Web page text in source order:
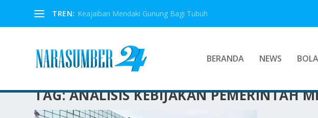
TREN: Keajaiban Mendaki Gunung Bagi Tubuh
BERANDA NEWS BOLA
TAG:ANALISIS KEBIJAKAN PEMERINTAH